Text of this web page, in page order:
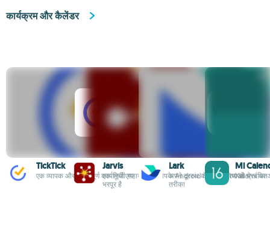
कार्यक्रम और कैलेंडर
TickTick
एक व्यापक और सुरुचिपूर्ण कार्यसूची एप्प
Jarvis
एक निजी सहायक जो आपके Android के लिए सुविधाओं से
भरपूर है
Lark
अपने दूरस्थ कार्य वातावरण को
तरीका
Mi
Xiaomi का